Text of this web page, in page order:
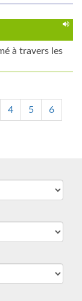
à travers les
4 5 6